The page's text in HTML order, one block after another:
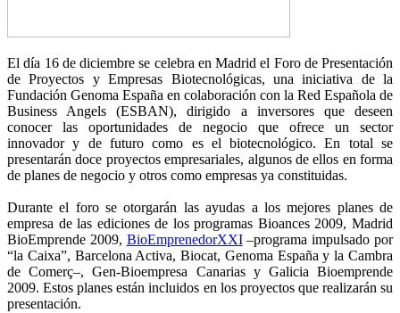
El día 16 de diciembre se celebra en Madrid el Foro de Presentación
de Proyectos y Empresas Biotecnológicas, una iniciativa de la
Fundación Genoma España en colaboración con la Red Española de
Business Angels (ESBAN), dirigido a inversores que deseen
conocer las oportunidades de negocio que ofrece un sector
innovador y de futuro como es el biotecnológico. En total se
presentarán doce proyectos empresariales, algunos de ellos en forma
de planes de negocio y otros como empresas ya constituidas.
Durante el foro se otorgarán las ayudas a los mejores planes de
empresa de las ediciones de los programas Bioances 2009, Madrid
BioEmprende 2009, BioEmprenedorXXI–programa impulsado por
“la Caixa”, Barcelona Activa, Biocat, Genoma España y la Cambra
de Comerç–, Gen-Bioempresa Canarias y Galicia Bioemprende
2009. Estos planes están incluidos en los proyectos que realizarán su
presentación.